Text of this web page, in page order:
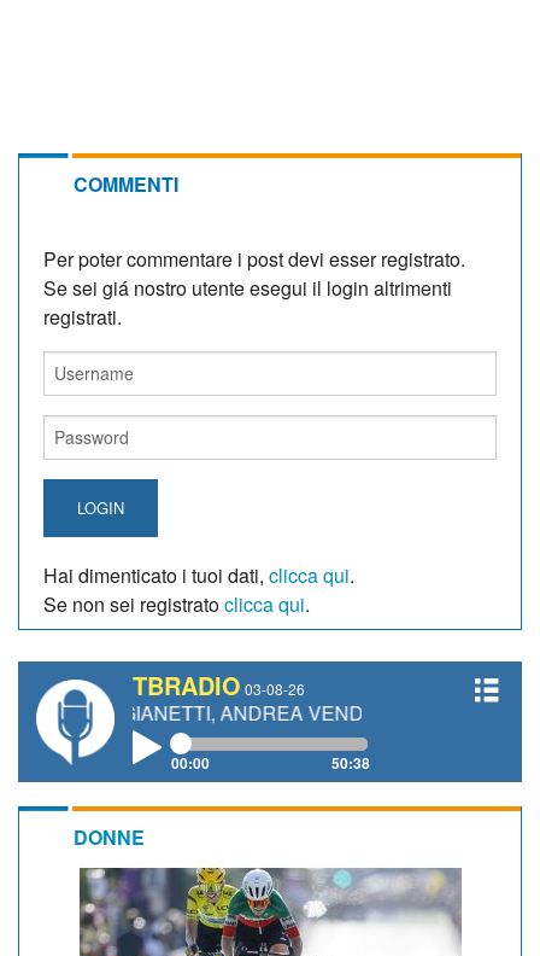
COMMENTI
Per poter commentare i post devi esser registrato.
Se sei giá nostro utente esegui il login altrimenti
registrati.
LOGIN
Hai dimenticato i tuoi dati, clicca qui.
Se non sei registratoclicca qui.
TBRADIO 03-08-26
GIANETTI, ANDREA VENDRAME, FILIPPO FIORELLI
00:00 50:38
DONNE